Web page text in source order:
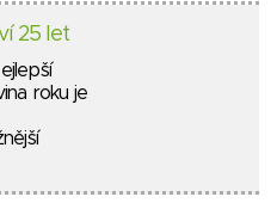
25 let
roku je